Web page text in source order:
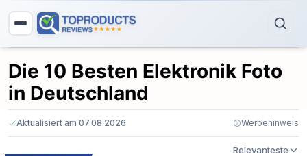
Die 10 Besten Elektronik Foto
in Deutschland
Aktualisiert am 07.08.2026 Werbehinweis
Relevanteste